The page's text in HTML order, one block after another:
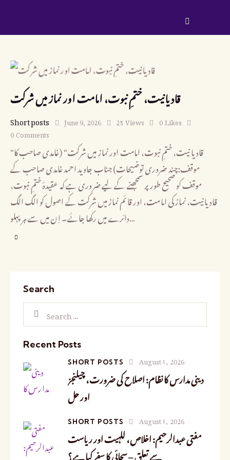
قادیانیت، ختمِ نبوت، امامت اور نماز میں شرکت
Short posts June 9, 2026 25Views 0Likes
0Comments
"قادیانیت، ختمِ نبوت، امامت اور نماز میں شرکت" (غامدی صاحب کا
موقف:چند ضروری توضیحات) جناب جاوید احمد غامدی صاحب کے
موقف کو صحیح طور پر سمجھنے کے لیے ضروری ہے کہ عقیدۂ ختمِ نبوت،
قادیانیت، نماز کی امامت، اور قائم نماز میں شرکت کے اصول کو الگ الگ
دائرے میں رکھا جائے۔ اِن میں سے ہر پہلو…
Search
Recent Posts
SHORT POSTS August 1, 2026
دینی مدارس کا نظام: اصلاح کی ضرورت، چیلنجز
اور حل
SHORT POSTS August 1, 2026
مفتی عبدالرحیم: اخلاص، للہیت اور ریاست
سے تعلق – سچائی کا سفر کیا ہے؟